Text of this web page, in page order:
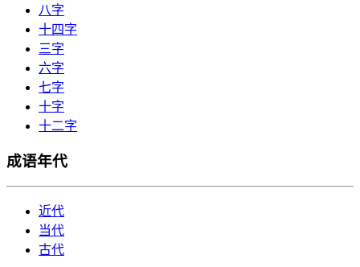
八字
十四字
三字
六字
七字
十字
十二字
成语年代
近代
当代
古代